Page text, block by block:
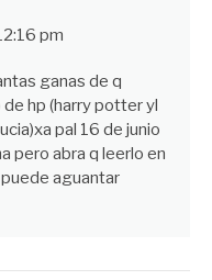
pm
ganas de q
hp (harry potter yl
pal 16 de junio
pero abra q leerlo en
aguantar